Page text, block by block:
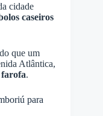
cidade
caseiros
que um
Atlântica,
farofa.
para